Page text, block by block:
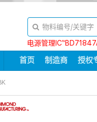
电源管理
首页 制造商 授权